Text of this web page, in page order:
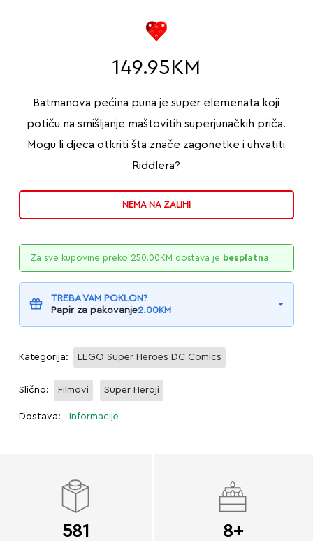
149.95 KM
Batmanova pećina puna je super elemenata koji
potiču na smišljanje maštovitih superjunačkih priča.
Mogu li djeca otkriti šta znače zagonetke i uhvatiti
Riddlera?
NEMA NA ZALIHI
Za sve kupovine preko 250.00KM dostava je besplatna.
TREBA VAM POKLON?
Papir za pakovanje2.00KM
Kategorija: LEGO Super Heroes DC Comics
Slično: Filmovi Super Heroji
Dostava: Informacije
581 8+